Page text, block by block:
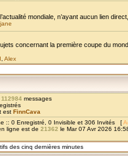
mondiale, n’ayant aucun lien
concernant la première coupe du
Alex
112984 messages
est FinnCava
:: 0 Enregistré, 0 Invisible et 306 Invités [
ligne est de 21362 le Mar 07 Avr 2026
des cinq dernières minutes